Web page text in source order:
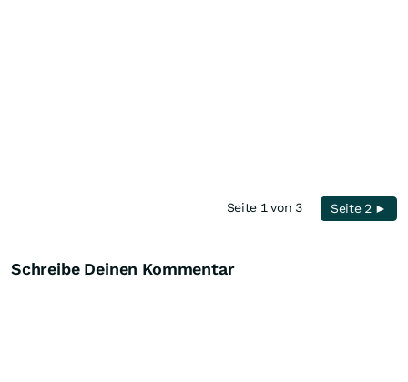
Seite 1 von 3 Seite 2 ►
Schreibe Deinen Kommentar